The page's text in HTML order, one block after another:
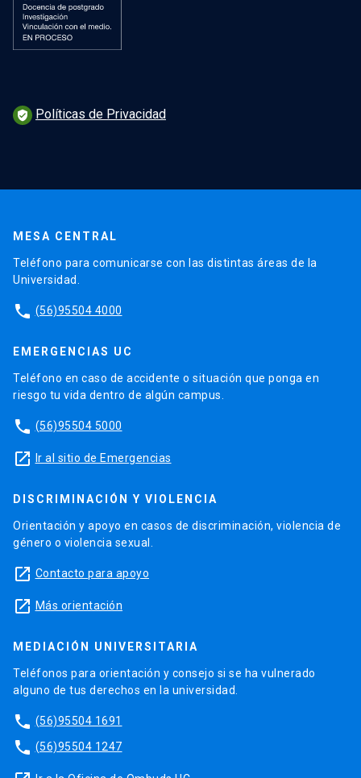
verified_user Políticas de Privacidad
MESA CENTRAL
Teléfono para comunicarse con las distintas áreas de la
Universidad.
phone (56)95504 4000
EMERGENCIAS UC
Teléfono en caso de accidente o situación que ponga en
riesgo tu vida dentro de algún campus.
phone (56)95504 5000
launch Ir al sitio de Emergencias
DISCRIMINACIÓN Y VIOLENCIA
Orientación y apoyo en casos de discriminación, violencia de
género o violencia sexual.
launch Contacto para apoyo
launch Más orientación
MEDIACIÓN UNIVERSITARIA
Teléfonos para orientación y consejo si se ha vulnerado
alguno de tus derechos en la universidad.
phone (56)95504 1691
phone (56)95504 1247